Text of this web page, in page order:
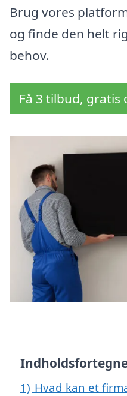
Brug vores
og finde den helt
behov.
Få 3 tilbud,
1) Hvad kan et